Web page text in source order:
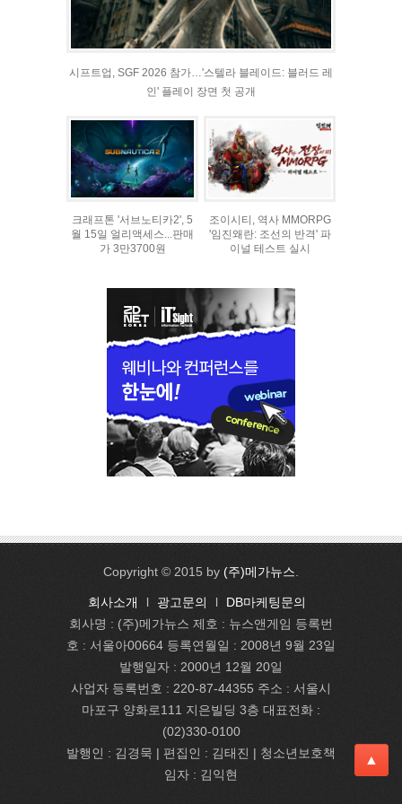
시프트업, SGF 2026 참가…'스텔라 블레이드: 블러드 레
인' 플레이 장면 첫 공개
크래프톤 '서브노티카2', 5
월 15일 얼리액세스...판매
가 3만3700원
조이시티, 역사 MMORPG
'임진왜란: 조선의 반격' 파
이널 테스트 실시
Copyright © 2015 by (주)메가뉴스.
회사소개 l 광고문의 l
DB마케팅문의
회사명 : (주)메가뉴스 제호 : 뉴스앤게임 등록번
호 : 서울아00664 등록연월일 : 2008년 9월 23일
발행일자 : 2000년 12월 20일
사업자 등록번호 : 220-87-44355 주소 : 서울시
마포구 양화로111 지은빌딩 3층 대표전화 :
(02)330-0100
발행인 : 김경묵 | 편집인 : 김태진 | 청소년보호책
임자 : 김익현
▲